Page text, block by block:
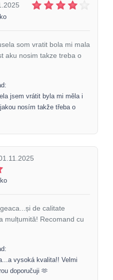
som vratit bola mi mala
aku nosim takze treba o
jsem vrátit byla mi měla i
nosím takže třeba o
de calitate
mulțumită! Recomand cu
vysoká kvalita!! Velmi
doporučuji 🫶